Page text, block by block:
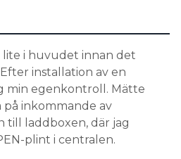
lite i huvudet innan det
installation av en
min egenkontroll. Mätte
inkommande av
till laddboxen, där jag
plint i centralen.